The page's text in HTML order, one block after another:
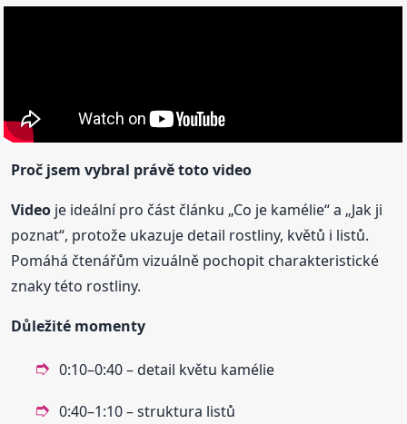
Proč jsem vybral právě totovideo
Video je ideální pro část článku „Co je kamélie“ a „Jak ji
poznat“, protože ukazuje detail rostliny, květů i listů.
Pomáhá čtenářům vizuálně pochopit charakteristické
znaky této rostliny.
Důležité momenty
0:10–0:40 – detail květu kamélie
0:40–1:10 – struktura listů